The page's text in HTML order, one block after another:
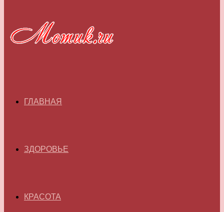
ГЛАВНАЯ
ЗДОРОВЬЕ
КРАСОТА